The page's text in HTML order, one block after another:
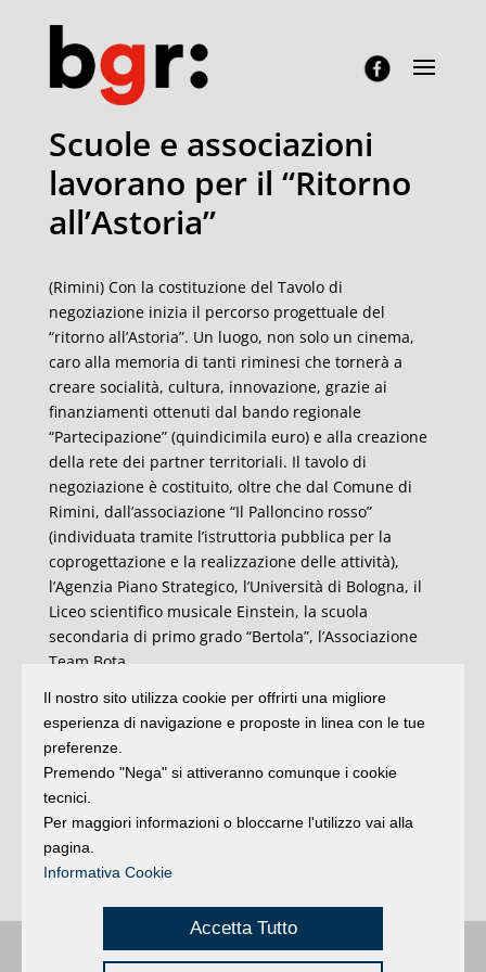
Scuole e associazioni
lavorano per il “Ritorno
all’Astoria”
(Rimini) Con la costituzione del Tavolo di
negoziazione inizia il percorso progettuale del
“ritorno all’Astoria”. Un luogo, non solo un cinema,
caro alla memoria di tanti riminesi che tornerà a
creare socialità, cultura, innovazione, grazie ai
finanziamenti ottenuti dal bando regionale
“Partecipazione” (quindicimila euro) e alla creazione
della rete dei partner territoriali. Il tavolo di
negoziazione è costituito, oltre che dal Comune di
Rimini, dall’associazione “Il Palloncino rosso”
(individuata tramite l’istruttoria pubblica per la
coprogettazione e la realizzazione delle attività),
l’Agenzia Piano Strategico, l’Università di Bologna, il
Liceo scientifico musicale Einstein, la scuola
secondaria di primo grado “Bertola”, l’Associazione
Team Bota.
L’obbiettivo è quello di utilizzare cultura, creatività e
partecipazione come mezzo per contrastare le
disuguaglianze, favorire l’inclusione sociale e
trasformare un bene dismesso in “bene comune”,
favorendo forme di riuso creative e la partecipazione
delle realtà del quartiere in cui è inserito. Un
progetto “aperto” e plurale di cui a breve saranno
rese note le attività e i primi eventi in programma.
Buongiorno:Riminié una testata registrata presso il Tribunale di Rimini
Il nostro sito utilizza cookie per offrirti una migliore
esperienza di navigazione e proposte in linea con le tue
preferenze.
Premendo "Nega" si attiveranno comunque i cookie
tecnici.
Per maggiori informazioni o bloccarne l'utilizzo vai alla
pagina.
Informativa Cookie
Accetta Tutto